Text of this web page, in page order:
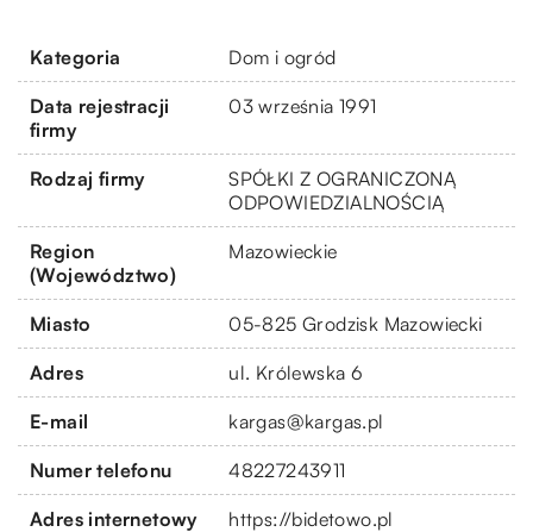
Kategoria Dom i ogród
Data rejestracji
firmy
03 września 1991
Rodzaj firmy
SPÓŁKI Z OGRANICZONĄ
ODPOWIEDZIALNOŚCIĄ
Region
(Województwo)
Mazowieckie
Miasto 05-825 Grodzisk Mazowiecki
Adres ul. Królewska 6
E-mail kargas@kargas.pl
Numer telefonu 48227243911
Adres internetowy https://bidetowo.pl